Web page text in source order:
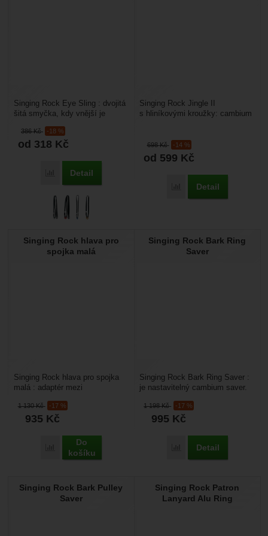
386Kč -18 %
od 318 Kč
Přidat 'Singing Rock Eye Sling' k porovnání
Detail
Singing Rock Eye Sling : dvojitá
šitá smyčka, kdy vnější je
upozorní...
698Kč -14 %
od 599 Kč
Přidat 'Singing Rock
Detail
Singing Rock Jingle II
s hliníkovými kroužky: cambium
Singing Rock hlava pro
spojka malá
1 130Kč -17 %
935 Kč
Přidat 'Singing Rock hlava pro spojka malá' k porovnání
Do
košíku
Singing Rock hlava pro spojka
malá : adaptér mezi
SPOJKA MALÁ dural a
SPOJKA...
Singing Rock Bark Ring
Saver
1 198Kč -17 %
995 Kč
Přidat 'Singing Rock
Detail
Singing Rock Bark Ring Saver :
je nastavitelný cambium saver.
arboristiku....
Singing Rock Bark Pulley
Saver
Singing Rock Patron
Lanyard Alu Ring